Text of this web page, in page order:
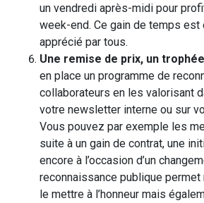
un vendredi après-midi pour
week-end. Ce gain de temps est
apprécié par tous.
Une remise de prix, un
en place un programme de
collaborateurs en les valorisant
votre newsletter interne ou sur
Vous pouvez par exemple les
suite à un gain de contrat, une
encore à l’occasion d’un
reconnaissance publique
le mettre à l’honneur mais